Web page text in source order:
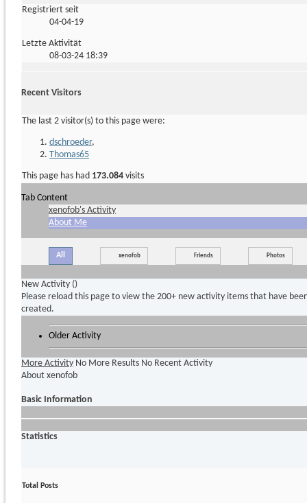
Registriert seit
04-04-19
Letzte Aktivität
08-03-24 18:39
Recent Visitors
The last 2 visitor(s) to this page were:
dschroeder,
Thomas65
This page has had 173.084 visits
Tab Content
xenofob's Activity
About Me
All xenofob Friends Photos
New Activity ()
Please reload this page to view the 200+ new activity items that have
created.
Older Activity
More Activity No More Results No Recent Activity
About xenofob
Basic Information
Statistics
Total Posts